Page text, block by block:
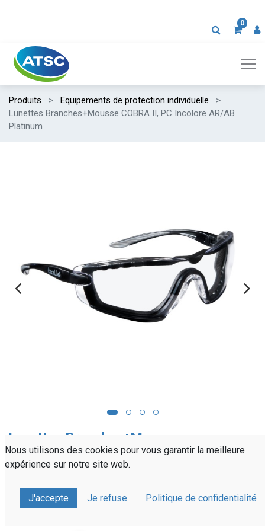
0
Produits
Equipements de protection individuelle
Lunettes Branches+Mousse COBRA II, PC Incolore AR/AB
Platinum
Lunettes Branches+Mousse
COBRA II, PC Incolore AR/AB
Platinum
Nous utilisons des cookies pour vous garantir la meilleure
expérience sur notre site web.
J'accepte Je refuse Politique de confidentialité